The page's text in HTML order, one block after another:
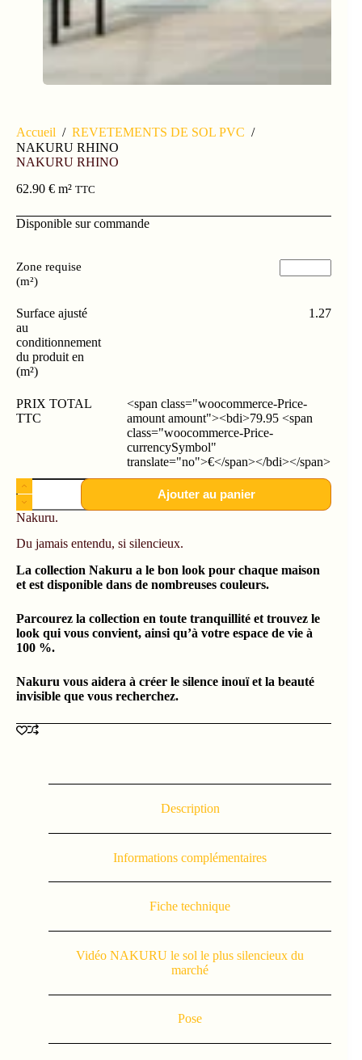
Accueil / REVETEMENTS DE SOL PVC /
NAKURU RHINO
NAKURU RHINO
62.90 € m² TTC
Disponible sur commande
Zone requise
(m²)
Surface ajusté
au
conditionnement
du produit en
(m²)
1.27
PRIX TOTAL
TTC
<span class="woocommerce-Price-
amount amount"><bdi>79.95 <span
class="woocommerce-Price-
currencySymbol"
translate="no">€</span></bdi></span>
Ajouter au panier
Nakuru.
Du jamais entendu, si silencieux.
La collection Nakuru a le bon look pour chaque maison
et est disponible dans de nombreuses couleurs.
Parcourez la collection en toute tranquillité et trouvez le
look qui vous convient, ainsi qu’à votre espace de vie à
100 %.
Nakuru vous aidera à créer le silence inouï et la beauté
invisible que vous recherchez.
Description
Informations complémentaires
Fiche technique
Vidéo NAKURU le sol le plus silencieux du
marché
Pose